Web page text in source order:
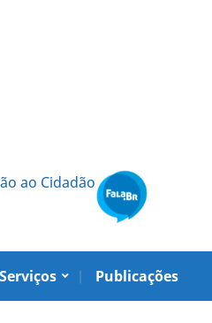
ao Cidadão
Serviços Publicações